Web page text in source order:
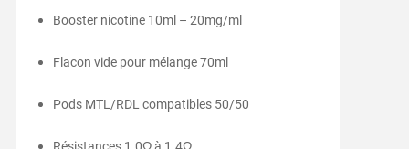
Booster nicotine 10ml – 20mg/ml
Flacon vide pour mélange 70ml
Pods MTL/RDL compatibles 50/50